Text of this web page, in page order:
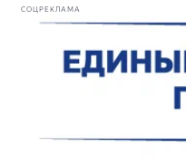
СОЦРЕКЛАМА